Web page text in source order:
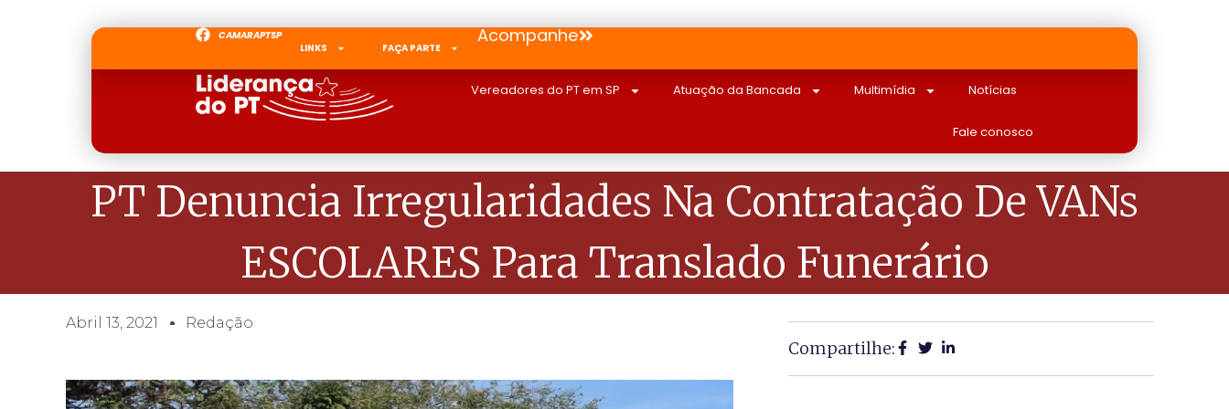
CAMARAPTSP
LINKS
FAÇA PARTE
Acompanhe
Vereadores do PT em SP Atuação da Bancada Multimídia Notícias
Fale conosco
PT Denuncia Irregularidades Na Contratação De VANs
ESCOLARES Para Translado Funerário
Abril 13, 2021 Redação
Compartilhe: